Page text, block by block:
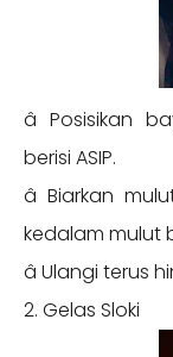
â­ Posisikan
berisi ASIP.
â­ Biarkan
kedalam mulut
â­ Ulangi terus
2. Gelas Sloki